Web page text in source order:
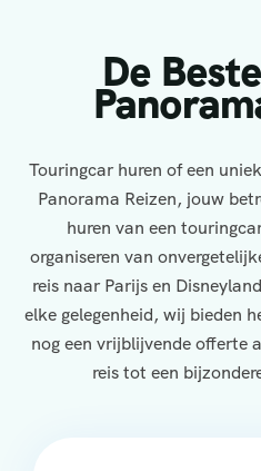
De
Touringcar huren of een
Panorama Reizen, jouw
huren van een
organiseren van
reis naar Parijs en
elke gelegenheid, wij bieden
nog een vrijblijvende offerte
reis tot een